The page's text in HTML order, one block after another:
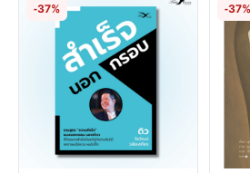
-37% -37%